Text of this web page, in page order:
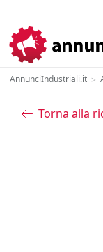
AnnunciIndustriali.it >
Torna alla